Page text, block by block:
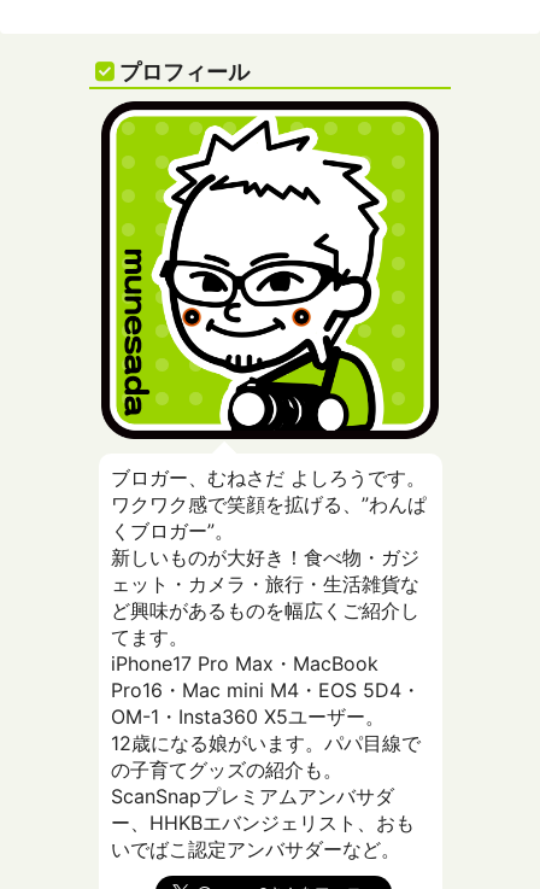
プロフィール
ブロガー、むねさだ よしろうです。
ワクワク感で笑顔を拡げる、”わんぱ
くブロガー”。
新しいものが大好き！食べ物・ガジ
ェット・カメラ・旅行・生活雑貨な
ど興味があるものを幅広くご紹介し
てます。
iPhone17 Pro Max・MacBook
Pro16・Mac mini M4・EOS 5D4・
OM-1・Insta360 X5ユーザー。
12歳になる娘がいます。パパ目線で
の子育てグッズの紹介も。
ScanSnapプレミアムアンバサダ
ー、HHKBエバンジェリスト、おも
いでばこ認定アンバサダーなど。